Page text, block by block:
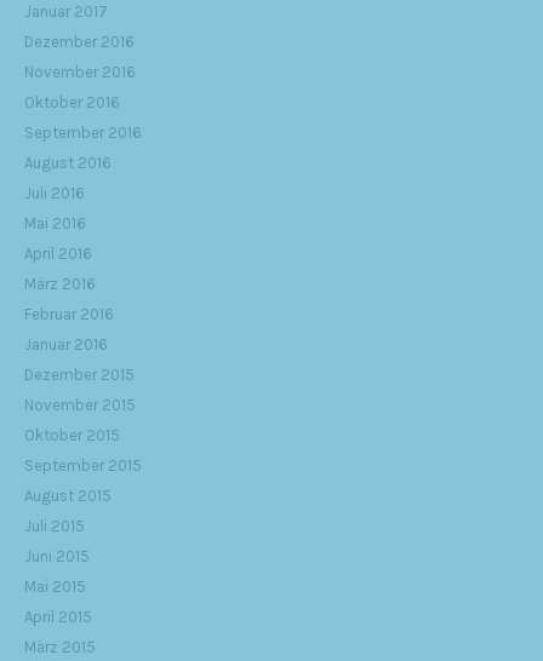
Januar 2017
Dezember 2016
November 2016
Oktober 2016
September 2016
August 2016
Juli 2016
Mai 2016
April 2016
März 2016
Februar 2016
Januar 2016
Dezember 2015
November 2015
Oktober 2015
September 2015
August 2015
Juli 2015
Juni 2015
Mai 2015
April 2015
März 2015